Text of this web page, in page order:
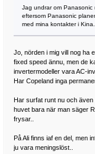
Jag undrar om Panasonic
eftersom Panasonic
med mina kontakter i Kina.
Jo, nörden i mig vill nog ha
fixed speed ännu, men de
invertermodeller vara AC-
Har Copeland inga
Har surfat runt nu och
huvet bara när man säger
frysar..
På Ali finns iaf en del, men
ju vara meningslöst..